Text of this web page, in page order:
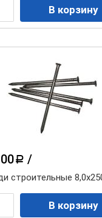
a /
строительные